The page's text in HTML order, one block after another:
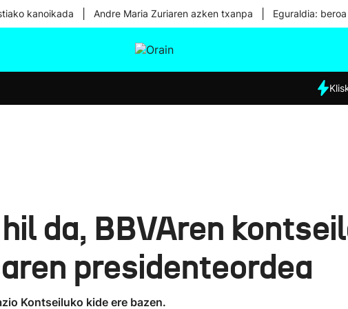
kanoikada Andre Maria Zuriaren azken txanpa Eguraldia:
Eguraldia
da, BBVAren
presidenteordea
Kontseiluko kide ere bazen.